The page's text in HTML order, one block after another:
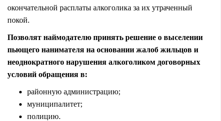
окончательной расплаты алкоголика за их утраченный
покой.
Позволят наймодателю принять решение о выселении
пьющего нанимателя на основании жалоб жильцов и
неоднократного нарушения алкоголиком договорных
условий обращения в:
районную администрацию;
муниципалитет;
полицию.